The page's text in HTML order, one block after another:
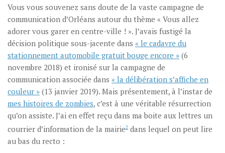
Vous vous souvenez sans doute de la vaste campagne de
communication d’Orléans autour du thème « Vous allez
adorer vous garer en centre-ville ! ». J’avais fustigé la
décision politique sous-jacente dans « le cadavre du
stationnement automobile gratuit bouge encore » (6
novembre 2018) et ironisé sur la campagne de
communication associée dans « la délibération s’affiche en
couleur » (13 janvier 2019). Mais présentement, à l’instar de
mes histoires de zombies, c’est à une véritable résurrection
qu’on assiste. J’ai en effet reçu dans ma boite aux lettres un
courrier d’information de la mairie2 dans lequel on peut lire
au bas du recto :